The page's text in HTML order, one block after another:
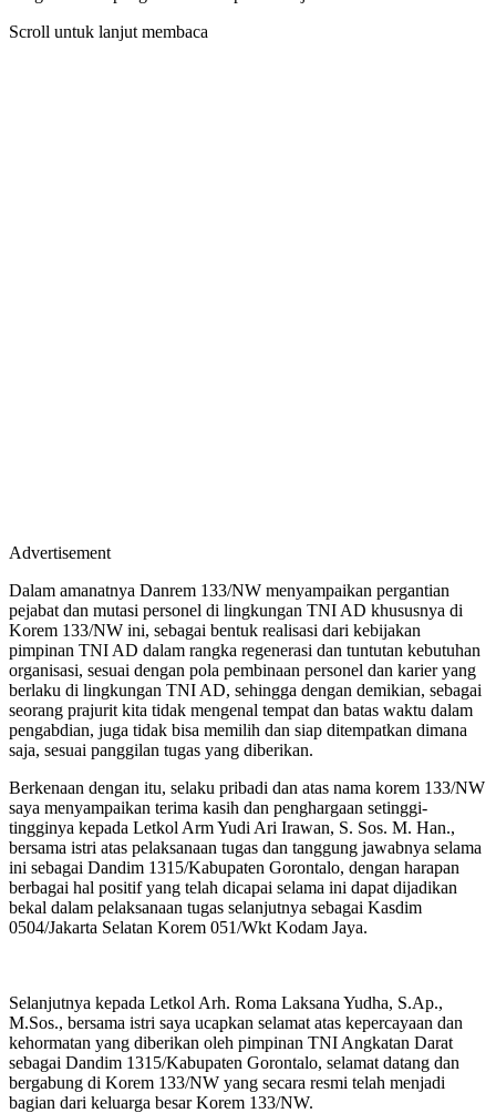
Scroll untuk lanjut membaca
Advertisement
Dalam amanatnya Danrem 133/NW menyampaikan pergantian
pejabat dan mutasi personel di lingkungan TNI AD khususnya di
Korem 133/NW ini, sebagai bentuk realisasi dari kebijakan
pimpinan TNI AD dalam rangka regenerasi dan tuntutan kebutuhan
organisasi, sesuai dengan pola pembinaan personel dan karier yang
berlaku di lingkungan TNI AD, sehingga dengan demikian, sebagai
seorang prajurit kita tidak mengenal tempat dan batas waktu dalam
pengabdian, juga tidak bisa memilih dan siap ditempatkan dimana
saja, sesuai panggilan tugas yang diberikan.
Berkenaan dengan itu, selaku pribadi dan atas nama korem 133/NW
saya menyampaikan terima kasih dan penghargaan setinggi-
tingginya kepada Letkol Arm Yudi Ari Irawan, S. Sos. M. Han.,
bersama istri atas pelaksanaan tugas dan tanggung jawabnya selama
ini sebagai Dandim 1315/Kabupaten Gorontalo, dengan harapan
berbagai hal positif yang telah dicapai selama ini dapat dijadikan
bekal dalam pelaksanaan tugas selanjutnya sebagai Kasdim
0504/Jakarta Selatan Korem 051/Wkt Kodam Jaya.
Selanjutnya kepada Letkol Arh. Roma Laksana Yudha, S.Ap.,
M.Sos., bersama istri saya ucapkan selamat atas kepercayaan dan
kehormatan yang diberikan oleh pimpinan TNI Angkatan Darat
sebagai Dandim 1315/Kabupaten Gorontalo, selamat datang dan
bergabung di Korem 133/NW yang secara resmi telah menjadi
bagian dari keluarga besar Korem 133/NW.